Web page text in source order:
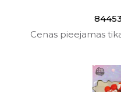
Cenas pieejamas